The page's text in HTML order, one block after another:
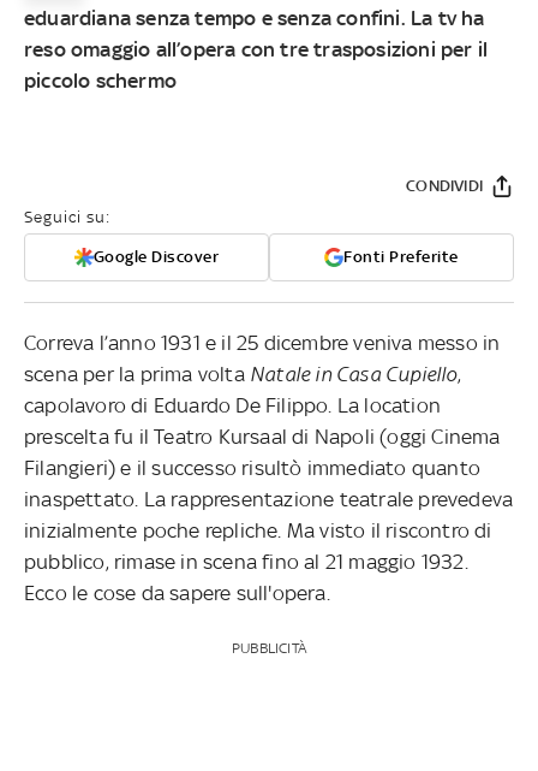
eduardiana senza tempo e senza confini. La tv ha
reso omaggio all’opera con tre trasposizioni per il
piccolo schermo
Seguici su:
Google Discover Fonti Preferite
CONDIVIDI
Correva l’anno 1931 e il 25 dicembre veniva messo in
scena per la prima volta Natale in Casa Cupiello,
capolavoro di Eduardo De Filippo. La location
prescelta fu il Teatro Kursaal di Napoli (oggi Cinema
Filangieri) e il successo risultò immediato quanto
inaspettato. La rappresentazione teatrale prevedeva
inizialmente poche repliche. Ma visto il riscontro di
pubblico, rimase in scena fino al 21 maggio 1932.
Ecco le cose da sapere sull'opera.
PUBBLICITÀ